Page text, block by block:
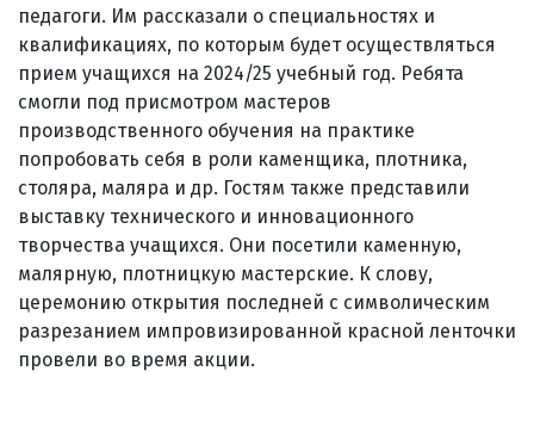
педагоги. Им рассказали о специальностях и
квалификациях, по которым будет осуществляться
прием учащихся на 2024/25 учебный год. Ребята
смогли под присмотром мастеров
производственного обучения на практике
попробовать себя в роли каменщика, плотника,
столяра, маляра и др. Гостям также представили
выставку технического и инновационного
творчества учащихся. Они посетили каменную,
малярную, плотницкую мастерские. К слову,
церемонию открытия последней с символическим
разрезанием импровизированной красной ленточки
провели во время акции.